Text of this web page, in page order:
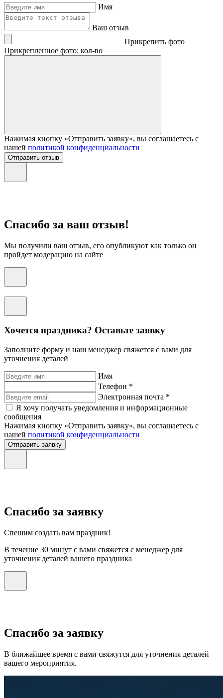
Имя
Ваш отзыв
Прикрепить фото
Прикрепленное фото: кол-во
Нажимая кнопку «Отправить заявку», вы соглашаетесь с
нашей политикой конфиденциальности
Отправить отзыв
Спасибо за ваш отзыв!
Мы получили ваш отзыв, его опубликуют как только он
пройдет модерацию на сайте
Хочется праздника? Оставьте заявку
Заполните форму и наш менеджер свяжется с вами для
уточнения деталей
Имя
Телефон *
Электронная почта *
Я хочу получать уведомления и информационные
сообщения
Нажимая кнопку «Отправить заявку», вы соглашаетесь с
нашей политикой конфиденциальности
Отправить заявку
Спасибо за заявку
Спешим создать вам праздник!
В течение 30 минут с вами свяжется с менеджер для
уточнения деталей вашего праздника
Спасибо за заявку
В ближайшее время с вами свяжутся для уточнения деталей
вашего мероприятия.